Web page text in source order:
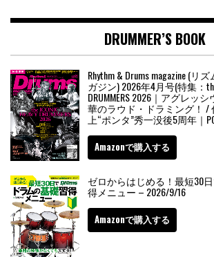
DRUMMER’S BOOK
Rhythm & Drums magazine (リ
ガジン) 2026年4月号(特集：the
DRUMMERS 2026｜アグレッ
華のラウド・ドラミング！ /
上“ポンタ”秀一没後5周年｜
Amazonで購入する
ゼロからはじめる！最短30
得メニュー – 2026/9/16
Amazonで購入する